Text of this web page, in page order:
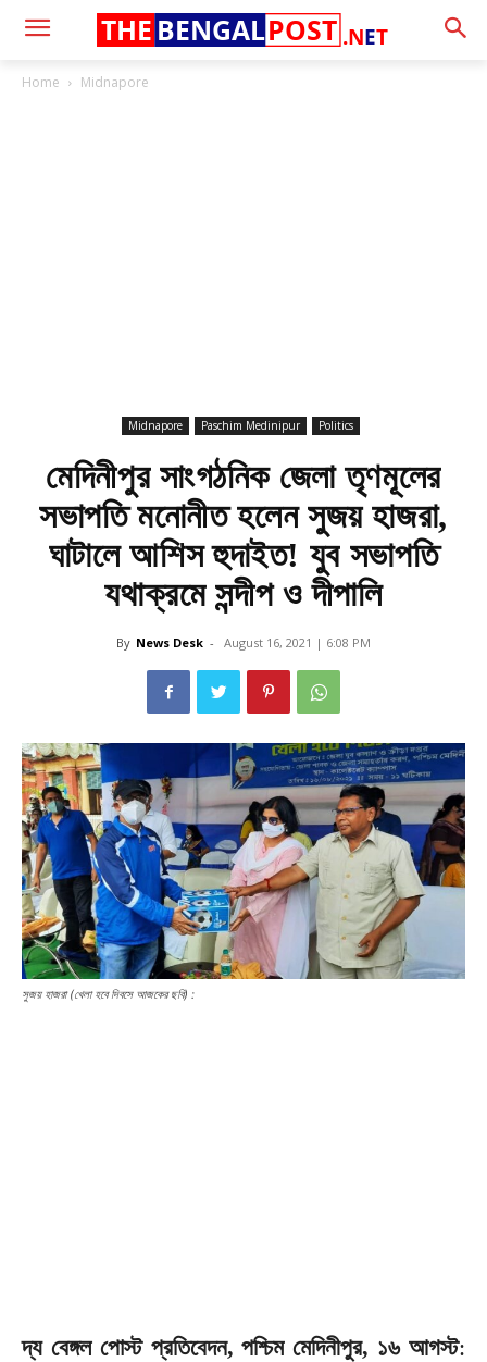
.NET
THE BENGALPOST
Home Midnapore
Midnapore Paschim Medinipur Politics
মেদিনীপুর সাংগঠনিক জেলা তৃণমূলের
সভাপতি মনোনীত হলেন সুজয় হাজরা,
ঘাটালে আশিস হুদাইত! যুব সভাপতি
যথাক্রমে সন্দীপ ও দীপালি
By News Desk - August 16, 2021 | 6:08 PM
সুজয় হাজরা (খেলা হবে দিবসে আজকের ছবি) :
দ্য বেঙ্গল পোস্ট প্রতিবেদন, পশ্চিম মেদিনীপুর, ১৬ আগস্ট: